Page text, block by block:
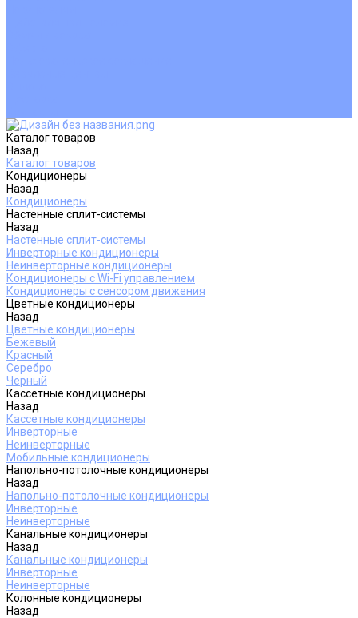
Каталог товаров
Назад
Каталог товаров
Кондиционеры
Назад
Кондиционеры
Настенные сплит-системы
Назад
Настенные сплит-системы
Инверторные кондиционеры
Неинверторные кондиционеры
Кондиционеры с Wi-Fi управлением
Кондиционеры с сенсором движения
Цветные кондиционеры
Назад
Цветные кондиционеры
Бежевый
Красный
Серебро
Черный
Кассетные кондиционеры
Назад
Кассетные кондиционеры
Инверторные
Неинверторные
Мобильные кондиционеры
Напольно-потолочные кондиционеры
Назад
Напольно-потолочные кондиционеры
Инверторные
Неинверторные
Канальные кондиционеры
Назад
Канальные кондиционеры
Инверторные
Неинверторные
Колонные кондиционеры
Назад